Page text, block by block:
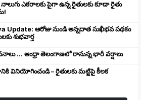
ఎకరాలకు పైగా ఉన్న రైతులకు కూడా రైతు
Update: ఆరోజు నుండి అన్నదాత సుఖీభవ పథకం
శుభవార్త
... ఆంధ్రా తెలంగాణలో రానున్న భారీ వర్షాలు
వినియోగించండి – రైతులకు మట్టిపై కీలక